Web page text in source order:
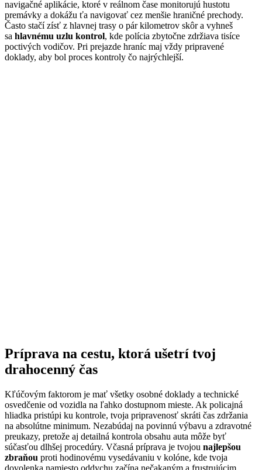
navigačné aplikácie, ktoré v reálnom čase monitorujú hustotu
premávky a dokážu ťa navigovať cez menšie hraničné prechody.
Často stačí zísť z hlavnej trasy o pár kilometrov skôr a vyhneš
sa hlavnému uzlu kontrol, kde polícia zbytočne zdržiava tisíce
poctivých vodičov. Pri prejazde hraníc maj vždy pripravené
doklady, aby bol proces kontroly čo najrýchlejší.
Príprava na cestu, ktorá ušetrí tvoj
drahocenný čas
Kľúčovým faktorom je mať všetky osobné doklady a technické
osvedčenie od vozidla na ľahko dostupnom mieste. Ak policajná
hliadka pristúpi ku kontrole, tvoja pripravenosť skráti čas zdržania
na absolútne minimum. Nezabúdaj na povinnú výbavu a zdravotné
preukazy, pretože aj detailná kontrola obsahu auta môže byť
súčasťou dlhšej procedúry. Včasná príprava je tvojou najlepšou
zbraňou proti hodinovému vysedávaniu v kolóne, kde tvoja
dovolenka namiesto oddychu začína nečakaným a frustrujúcim